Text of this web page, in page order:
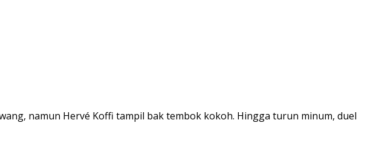
namun Hervé Koffi tampil bak tembok kokoh. Hingga turun minum, duel